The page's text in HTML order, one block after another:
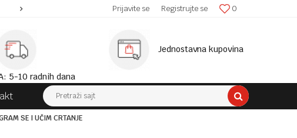
SIGURNA ISPORUKA! 0
Prijavite se Registrujte se
5-10 radnih dana
Jednostavna kupovina
Pretraži sajt
SE I UČIM CRTANJE